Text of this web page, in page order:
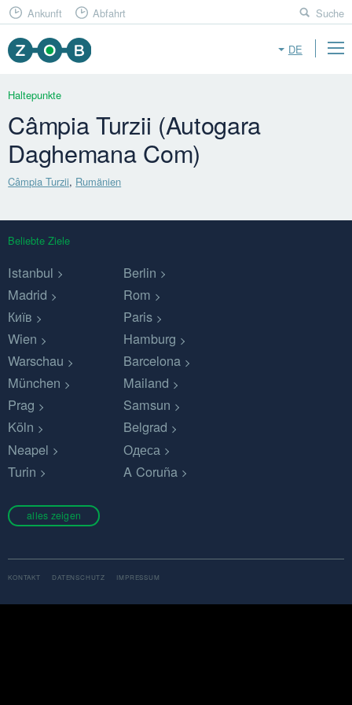
DE
Ankunft Abfahrt Suche
Haltepunkte
Câmpia Turzii (Autogara
Daghemana Com)
Câmpia Turzii, Rumänien
Beliebte Ziele
Istanbul
Berlin
Madrid
Rom
Київ
Paris
Wien
Hamburg
Warschau
Barcelona
München
Mailand
Prag
Samsun
Köln
Belgrad
Neapel
Одеса
Turin
A Coruña
alles zeigen
KONTAKT DATENSCHUTZ IMPRESSUM